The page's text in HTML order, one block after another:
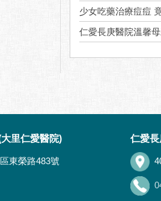
少女吃藥治療痘痘
仁愛長庚醫院溫馨
里仁愛醫院)
東榮路483號
仁愛